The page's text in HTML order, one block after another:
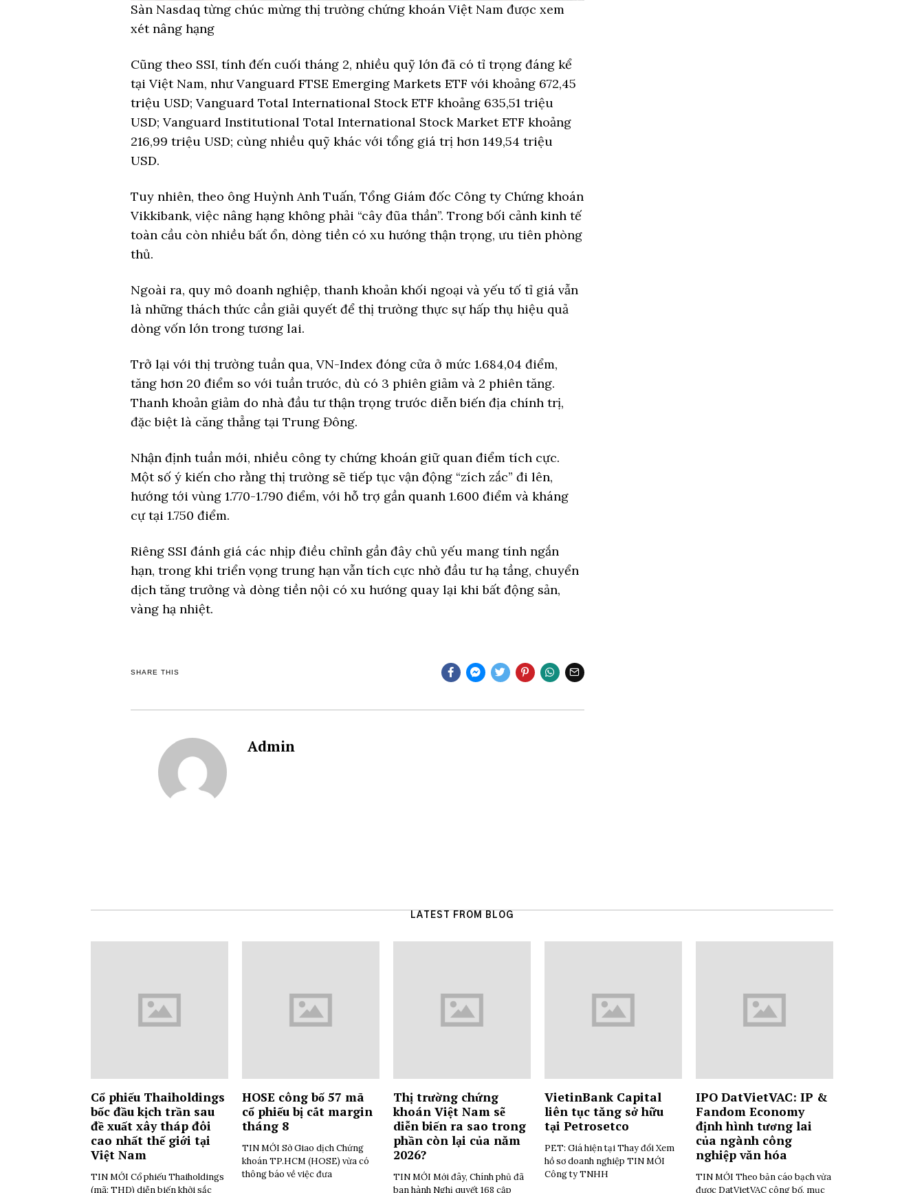
Sàn Nasdaq từng chúc mừng thị trường chứng khoán Việt Nam được xem
xét nâng hạng
Cũng theo SSI, tính đến cuối tháng 2, nhiều quỹ lớn đã có tỉ trọng đáng kể
tại Việt Nam, như Vanguard FTSE Emerging Markets ETF với khoảng 672,45
triệu USD; Vanguard Total International Stock ETF khoảng 635,51 triệu
USD; Vanguard Institutional Total International Stock Market ETF khoảng
216,99 triệu USD; cùng nhiều quỹ khác với tổng giá trị hơn 149,54 triệu
USD.
Tuy nhiên, theo ông Huỳnh Anh Tuấn, Tổng Giám đốc Công ty Chứng khoán
Vikkibank, việc nâng hạng không phải “cây đũa thần”. Trong bối cảnh kinh tế
toàn cầu còn nhiều bất ổn, dòng tiền có xu hướng thận trọng, ưu tiên phòng
thủ.
Ngoài ra, quy mô doanh nghiệp, thanh khoản khối ngoại và yếu tố tỉ giá vẫn
là những thách thức cần giải quyết để thị trường thực sự hấp thụ hiệu quả
dòng vốn lớn trong tương lai.
Trở lại với thị trường tuần qua, VN-Index đóng cửa ở mức 1.684,04 điểm,
tăng hơn 20 điểm so với tuần trước, dù có 3 phiên giảm và 2 phiên tăng.
Thanh khoản giảm do nhà đầu tư thận trọng trước diễn biến địa chính trị,
đặc biệt là căng thẳng tại Trung Đông.
Nhận định tuần mới, nhiều công ty chứng khoán giữ quan điểm tích cực.
Một số ý kiến cho rằng thị trường sẽ tiếp tục vận động “zích zắc” đi lên,
hướng tới vùng 1.770-1.790 điểm, với hỗ trợ gần quanh 1.600 điểm và kháng
cự tại 1.750 điểm.
Riêng SSI đánh giá các nhịp điều chỉnh gần đây chủ yếu mang tính ngắn
hạn, trong khi triển vọng trung hạn vẫn tích cực nhờ đầu tư hạ tầng, chuyển
dịch tăng trưởng và dòng tiền nội có xu hướng quay lại khi bất động sản,
vàng hạ nhiệt.
SHARE THIS
Admin
LATEST FROM BLOG
Cổ phiếu Thaiholdings
bốc đầu kịch trần sau
đề xuất xây tháp đôi
cao nhất thế giới tại
Việt Nam
TIN MỚI Cổ phiếu Thaiholdings
(mã: THD) diễn biến khởi sắc
HOSE công bố 57 mã
cổ phiếu bị cắt margin
tháng 8
TIN MỚI Sở Giao dịch Chứng
khoán TP.HCM (HOSE) vừa có
thông báo về việc đưa
Thị trường chứng
khoán Việt Nam sẽ
diễn biến ra sao trong
phần còn lại của năm
2026?
TIN MỚI Mới đây, Chính phủ đã
ban hành Nghị quyết 168 cập
VietinBank Capital
liên tục tăng sở hữu
tại Petrosetco
PET: Giá hiện tại Thay đổi Xem
hồ sơ doanh nghiệp TIN MỚI
Công ty TNHH
IPO DatVietVAC: IP &
Fandom Economy
định hình tương lai
của ngành công
nghiệp văn hóa
TIN MỚI Theo bản cáo bạch vừa
được DatVietVAC công bố, mục